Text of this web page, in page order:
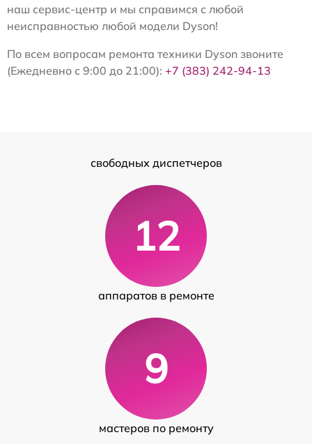
наш сервис-центр и мы справимся с любой
неисправностью любой модели Dyson!
По всем вопросам ремонта техники Dyson звоните
(Ежедневно с 9:00 до 21:00): +7 (383) 242-94-13
свободных диспетчеров
12
аппаратов в ремонте
9
мастеров по ремонту